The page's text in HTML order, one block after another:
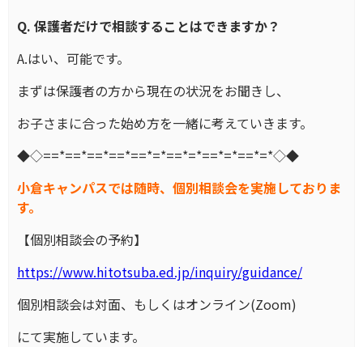
Q. 保護者だけで相談することはできますか？
A.はい、可能です。
まずは保護者の方から現在の状況をお聞きし、
お子さまに合った始め方を一緒に考えていきます。
◆◇==*==*==*==*==*=*==*=*==*=*==*=*◇◆
小倉キャンパスでは随時、個別相談会を実施しておりま
す。
【個別相談会の予約】
https://www.hitotsuba.ed.jp/inquiry/guidance/
個別相談会は対面、もしくはオンライン(Zoom)
にて実施しています。